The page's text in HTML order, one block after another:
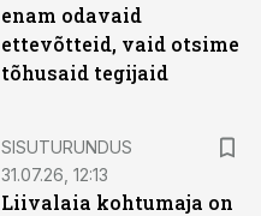
enam odavaid
ettevõtteid, vaid otsime
tõhusaid tegijaid
SISUTURUNDUS
31.07.26, 12:13
Liivalaia kohtumaja on